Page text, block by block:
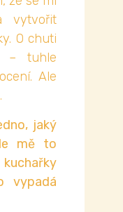
vytvořit
O chuti
– tuhle
Ale
jaký
mě to
vypadá